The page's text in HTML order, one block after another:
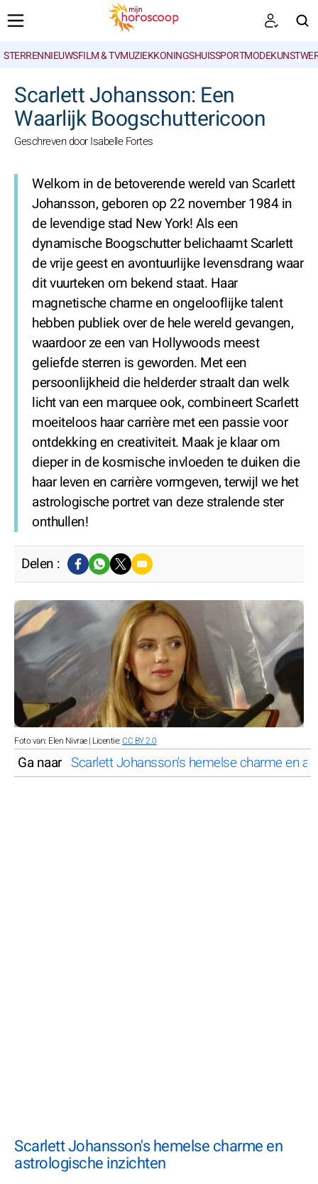
STERRENNIEUWSFILM & TVMUZIEKKONINGSHUISSPORTMODE
Scarlett Johansson: Een
Waarlijk Boogschuttericoon
Geschreven door Isabelle Fortes
Welkom in de betoverende wereld van Scarlett
Johansson, geboren op 22 november 1984 in
de levendige stad New York! Als een
dynamische Boogschutter belichaamt Scarlett
de vrije geest en avontuurlijke levensdrang waar
dit vuurteken om bekend staat. Haar
magnetische charme en ongelooflijke talent
hebben publiek over de hele wereld gevangen,
waardoor ze een van Hollywoods meest
geliefde sterren is geworden. Met een
persoonlijkheid die helderder straalt dan welk
licht van een marquee ook, combineert Scarlett
moeiteloos haar carrière met een passie voor
ontdekking en creativiteit. Maak je klaar om
dieper in de kosmische invloeden te duiken die
haar leven en carrière vormgeven, terwijl we het
astrologische portret van deze stralende ster
onthullen!
Delen :
Foto van: Elen Nivrae | Licentie:CC BY 2.0
Ga naar Scarlett Johansson's hemelse charme en
Scarlett Johansson's hemelse charme en
astrologische inzichten